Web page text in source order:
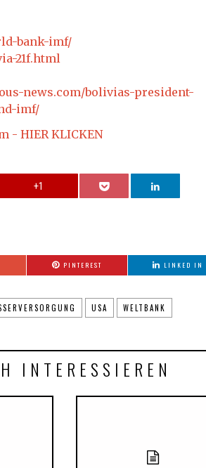
bank-imf/
21f.html
news.com/bolivias-president-
imf/
- HIER KLICKEN
+1
PINTEREST LINKED IN
USA WELTBANK
INTERESSIEREN